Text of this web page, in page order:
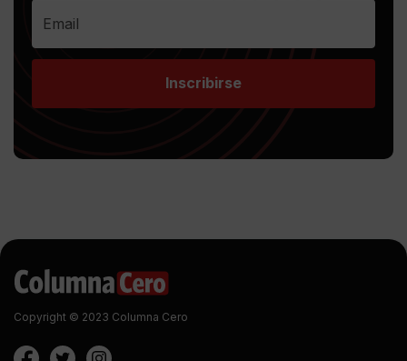
Inscribirse
Copyright © 2023 Columna Cero